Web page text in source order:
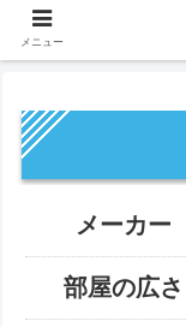
メーカー
部屋の広さ
メニュー